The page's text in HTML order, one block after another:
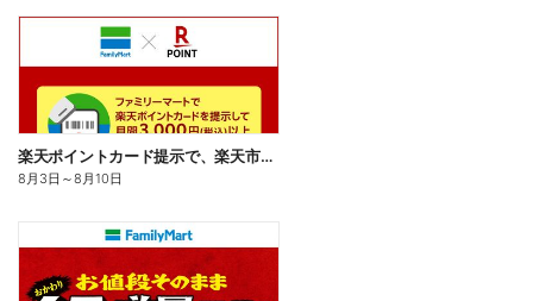
楽天ポイントカード提示で、楽天市場でのお買い物がおトクに!
8月3日 ～8月10日